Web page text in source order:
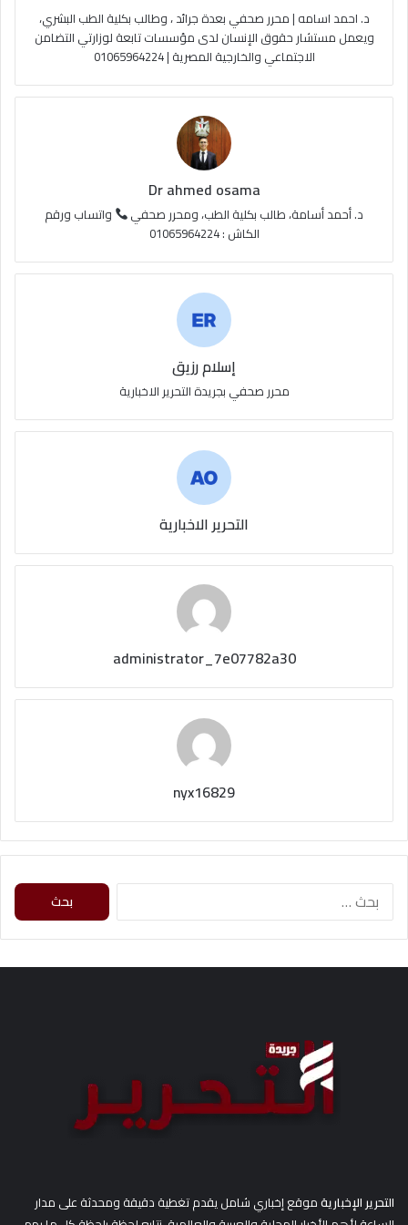
e
م
و
ق
ع
R
S
S
د. احمد اسامه | محرر صحفي بعدة جرائد ، وطالب بكلية الطب البشري،
ويعمل مستشار حقوق الإنسان لدى مؤسسات تابعة لوزارتي التضامن
الاجتماعي والخارجية المصرية | 01065964224
Dr ahmed osama
د. أحمد أسامة، طالب بكلية الطب، ومحرر صحفي
واتساب ورقم
الكاش : 01065964224
إسلام رزيق
محرر صحفي بجريدة التحرير الاخبارية
التحرير الاخبارية
administrator_7e07782a30
nyx16829
ث
التحرير الإخباريةموقع إخباري شامل يقدم تغطية دقيقة ومحدثة على مدار